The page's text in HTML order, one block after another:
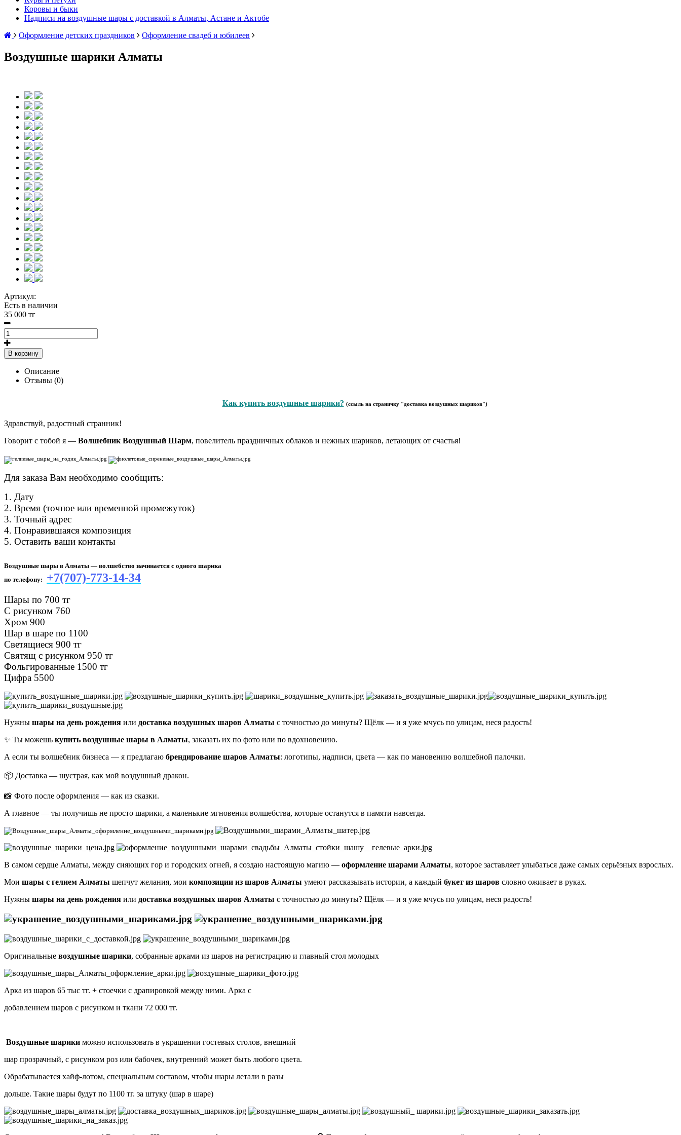
Коровы и быки
Надписи на воздушные шары с доставкой в Алматы, Астане и Актобе
Оформление детских праздников
Оформление свадеб и юбилеев
Воздушные шарики Алматы
Артикул:
Есть в наличии
35 000 тг
В корзину
Описание
Отзывы (0)
Как купить воздушные шарики? (ссыль на страничку "доставка воздушных шариков")
Здравствуй, радостный странник!
Говорит с тобой я — Волшебник Воздушный Шарм, повелитель праздничных облаков и нежных шариков, летающих от счастья!
Для заказа Вам необходимо сообщить:
1. Дату
2. Время (точное или временной промежуток)
3. Точный адрес
4. Понравившаяся композиция
5. Оставить ваши контакты
Воздушные шары в Алматы — волшебство начинается с одного шарика
по телефону:
+7(707)-773-14-34
Шары по 700 тг
С рисунком 760
Хром 900
Шар в шаре по 1100
Светящиеся 900 тг
Святящ с рисунком 950 тг
Фольгированные 1500 тг
Цифра 5500
Нужны шары на день рождения или доставка воздушных шаров Алматы с точностью до минуты? Щёлк — и я уже мчусь по улицам, неся радость!
✨ Ты можешь купить воздушные шары в Алматы, заказать их по фото или по вдохновению.
А если ты волшебник бизнеса — я предлагаю брендирование шаров Алматы: логотипы, надписи, цвета — как по мановению волшебной палочки.
📦 Доставка — шустрая, как мой воздушный дракон.
📸 Фото после оформления — как из сказки.
А главное — ты получишь не просто шарики, а маленькие мгновения волшебства, которые останутся в памяти навсегда.
В самом сердце Алматы, между сияющих гор и городских огней, я создаю настоящую магию — оформление шарами Алматы, которое заставляет улыбаться даже самых серьёзных взрослых.
Мои шары с гелием Алматы шепчут желания, мои композиции из шаров Алматы умеют рассказывать истории, а каждый букет из шаров словно оживает в руках.
Нужны шары на день рождения или доставка воздушных шаров Алматы с точностью до минуты? Щёлк — и я уже мчусь по улицам, неся радость!
Оригинальные воздушные шарики, собранные арками из шаров на регистрацию и главный стол молодых
Арка из шаров 65 тыс тг. + стоечки с драпировкой между ними. Арка с
добавлением шаров с рисунком и ткани 72 000 тг.
Воздушные шарики можно использовать в украшении гостевых столов, внешний
шар прозрачный, с рисунком роз или бабочек, внутренний может быть любого цвета.
Обрабатывается хайф-лотом, специальным составом, чтобы шары летали в разы
дольше. Такие шары будут по 1100 тг. за штуку (шар в шаре)